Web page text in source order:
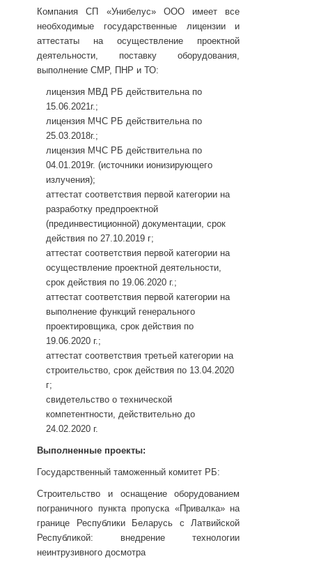
Компания СП «Унибелус» ООО имеет все
необходимые государственные лицензии и
аттестаты на осуществление проектной
деятельности, поставку оборудования,
выполнение СМР, ПНР и ТО:
лицензия МВД РБ действительна по
15.06.2021г.;
лицензия МЧС РБ действительна по
25.03.2018г.;
лицензия МЧС РБ действительна по
04.01.2019г. (источники ионизирующего
излучения);
аттестат соответствия первой категории на
разработку предпроектной
(прединвестиционной) документации, срок
действия по 27.10.2019 г;
аттестат соответствия первой категории на
осуществление проектной деятельности,
срок действия по 19.06.2020 г.;
аттестат соответствия первой категории на
выполнение функций генерального
проектировщика, срок действия по
19.06.2020 г.;
аттестат соответствия третьей категории на
строительство, срок действия по 13.04.2020
г;
свидетельство о технической
компетентности, действительно до
24.02.2020 г.
Выполненные проекты:
Государственный таможенный комитет РБ:
Строительство и оснащение оборудованием
пограничного пункта пропуска «Привалка» на
границе Республики Беларусь с Латвийской
Республикой: внедрение технологии
неинтрузивного досмотра